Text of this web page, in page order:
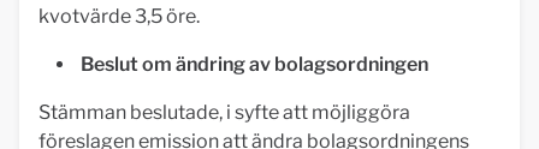
kvotvärde 3,5 öre.
Beslut om ändring av bolagsordningen
Stämman beslutade, i syfte att möjliggöra
föreslagen emission att ändra bolagsordningens